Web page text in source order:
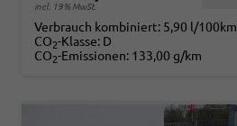
incl. 19% MwSt.
Verbrauch kombiniert: 5,90 l/100km
CO2-Klasse: D
CO2-Emissionen: 133,00 g/km